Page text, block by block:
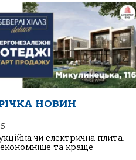
НОВИН
чи електрична плита:
та краще